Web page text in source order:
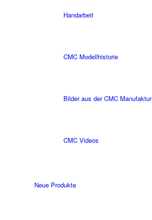
Handarbeit
CMC Modellhistorie
Bilder aus der CMC Manufaktur
CMC Videos
Neue Produkte